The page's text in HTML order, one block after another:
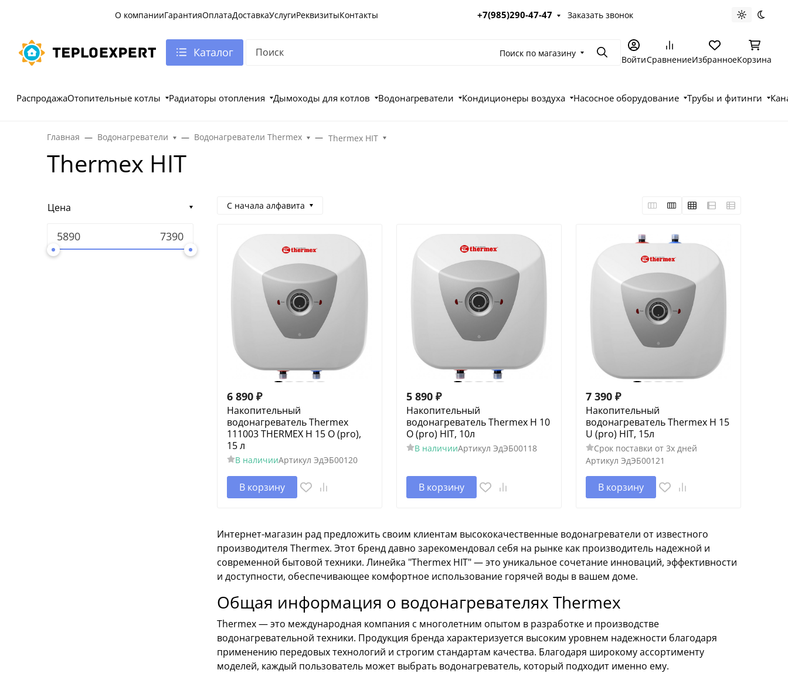
О компанииГарантияОплатаДоставкаУслугиРеквизитыКонтакты +7(985)290-47-47 Заказать звонок Светлая
Каталог Поиск по магазину ПоискВойтиСравнениеИзбранноеКорзина
РаспродажаОтопительные котлы Радиаторы отопления Дымоходы для котлов Водонагреватели Кондиционеры воздуха Насосное оборудование Трубы и фитинги
Главная Водонагреватели Водонагреватели Thermex Thermex HIT
Thermex HIT
Цена С начала алфавита
6 890 ₽
Накопительный
водонагреватель Thermex
111003 THERMEX H 15 O (pro),
15 л
В наличииАртикул ЭдЭБ00120
В корзину
5 890 ₽
Накопительный
водонагреватель Thermex H 10
O (pro) HIT, 10л
В наличииАртикул ЭдЭБ00118
В корзину
7 390 ₽
Накопительный
водонагреватель Thermex H 15
U (pro) HIT, 15л
Срок поставки от 3х дней
Артикул ЭдЭБ00121
В корзину
Интернет-магазин рад предложить своим клиентам высококачественные водонагреватели от известного
производителя Thermex. Этот бренд давно зарекомендовал себя на рынке как производитель надежной и
современной бытовой техники. Линейка "Thermex HIT" — это уникальное сочетание инноваций, эффективности
и доступности, обеспечивающее комфортное использование горячей воды в вашем доме.
Общая информация о водонагревателях Thermex
Thermex — это международная компания с многолетним опытом в разработке и производстве
водонагревательной техники. Продукция бренда характеризуется высоким уровнем надежности благодаря
применению передовых технологий и строгим стандартам качества. Благодаря широкому ассортименту
моделей, каждый пользователь может выбрать водонагреватель, который подходит именно ему.